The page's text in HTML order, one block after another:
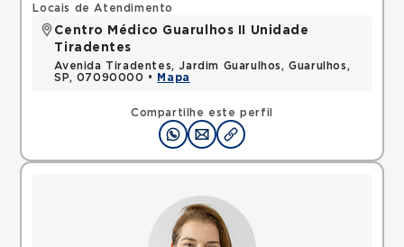
Compartilhe este perfil
Locais de Atendimento
Centro Médico Guarulhos II Unidade
Tiradentes
Avenida Tiradentes, Jardim Guarulhos, Guarulhos,
SP, 07090000 •
Mapa